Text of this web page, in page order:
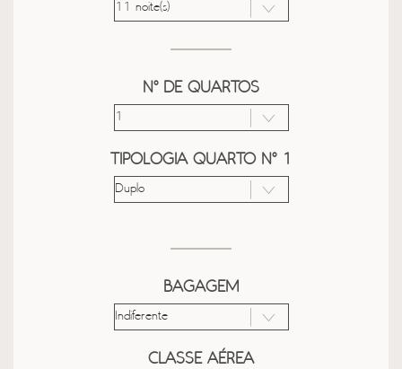
Nº DE QUARTOS
TIPOLOGIA QUARTO Nº 1
BAGAGEM
CLASSE AÉREA